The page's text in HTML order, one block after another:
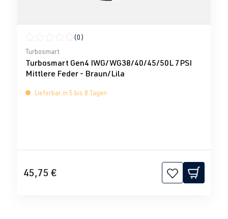
Durchschnittliche Bewertung von 0 von 5 Sternen
(0)
Turbosmart
Turbosmart Gen4 IWG/WG38/40/45/50L 7PSI
Mittlere Feder - Braun/Lila
Lieferbar in 5 bis 8 Tagen
45,75 €